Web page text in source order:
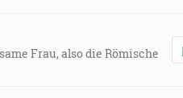
Frau, also die Römische